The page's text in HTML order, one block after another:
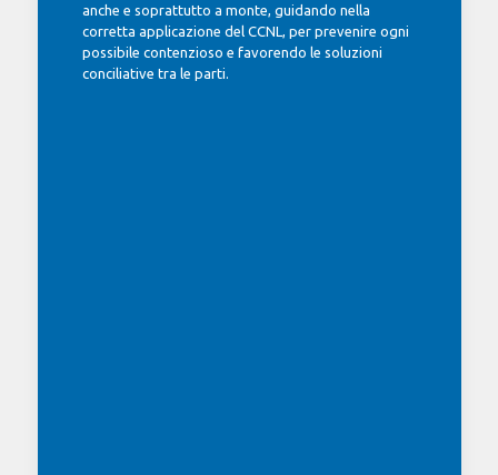
anche e soprattutto a monte, guidando nella
corretta applicazione del CCNL, per prevenire ogni
possibile contenzioso e favorendo le soluzioni
conciliative tra le parti.